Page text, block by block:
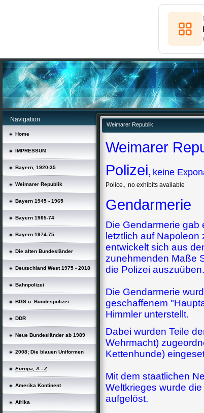
Navigation
Home
IMPRESSUM
Bayern, 1920-35
Weimarer Republik
Bayern 1945 - 1965
Bayern 1965-74
Bayern 1974-75
Die alten Bundesländer
Deutschland West 1975 - 2018
Bahnpolizei
BGS u. Bundespolizei
DDR
Neue Bundesländer ab 1989
2008; Die blauen Uniformen
Europa, A - Z
Amerika Kontinent
Afrika
Weimarer Republik
Weimarer
Polizei, keine
Police, no exhibits available
Gendarmerie
Die Gendarmerie gab
letztlich auf
entwickelt sich aus
zunehmenden Maße
die Polizei auszuüben.
Die Gendarmerie
geschaffenem
Himmler unterstellt.
Dabei wurden Teile
Wehrmacht)
Kettenhunde)
Mit dem staatlichen
Weltkrieges wurde
aufgelöst.